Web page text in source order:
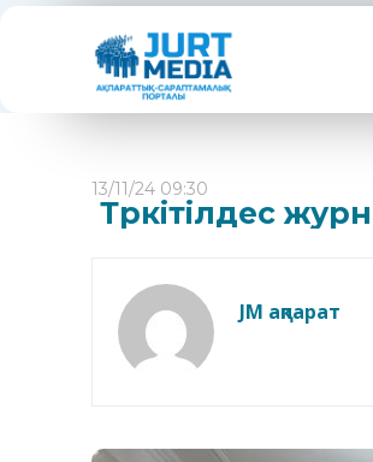
13/11/24 09:30
Түркітілдес
JM ақпарат